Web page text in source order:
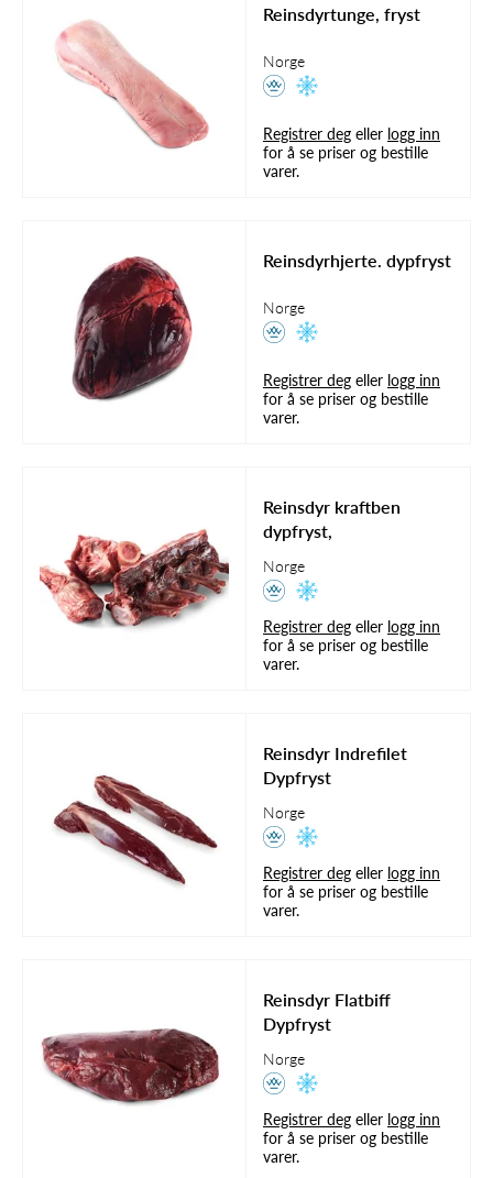
Reinsdyrtunge, fryst
Norge
Registrer deg eller logg inn
for å se priser og bestille
varer.
Reinsdyrhjerte. dypfryst
Norge
Registrer deg eller logg inn
for å se priser og bestille
varer.
Reinsdyr kraftben
dypfryst,
Norge
Registrer deg eller logg inn
for å se priser og bestille
varer.
Reinsdyr Indrefilet
Dypfryst
Norge
Registrer deg eller logg inn
for å se priser og bestille
varer.
Reinsdyr Flatbiff
Dypfryst
Norge
Registrer deg eller logg inn
for å se priser og bestille
varer.